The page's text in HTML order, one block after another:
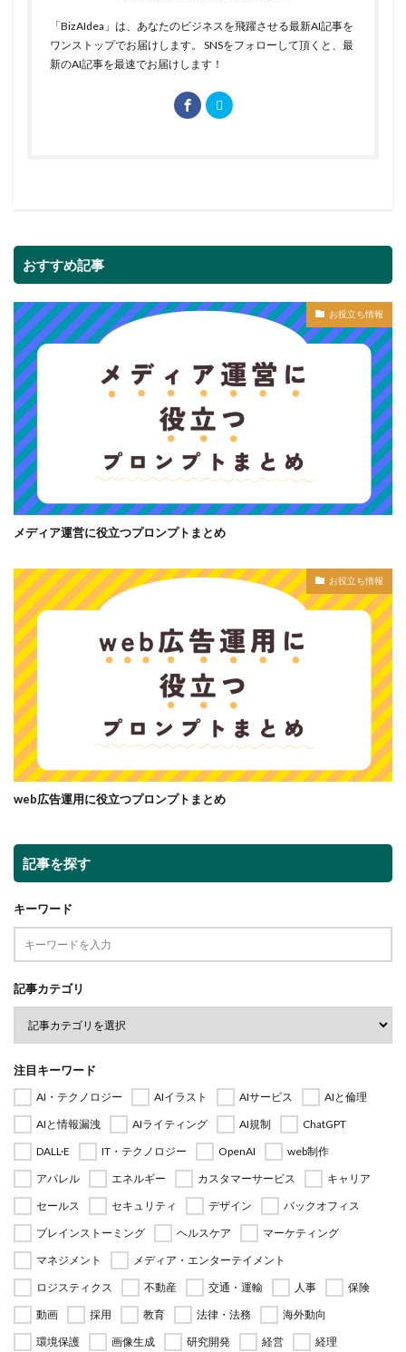
「BizAIdea」は、あなたのビジネスを飛躍させる最新AI記事を
ワンストップでお届けします。 SNSをフォローして頂くと、最
新のAI記事を最速でお届けします！
おすすめ記事
お役立ち情報
メディア運営に役立つプロンプトまとめ
お役立ち情報
web広告運用に役立つプロンプトまとめ
記事を探す
キーワード
記事カテゴリ
注目キーワード
AI・テクノロジー AIイラスト AIサービス
AIと倫理
AIと情報漏洩
AIライティング AI規制
ChatGPT
DALL·E
IT・テクノロジー OpenAI
web制作
アパレル
エネルギー カスタマーサービス
キャリア
セールス
セキュリティ デザイン
バックオフィス
ブレインストーミング
ヘルスケア
マーケティング
マネジメント
メディア・エンターテイメント
ロジスティクス
不動産 交通・運輸 人事
保険
動画
採用 教育 法律・法務
海外動向
環境保護
画像生成 研究開発 経営 経理